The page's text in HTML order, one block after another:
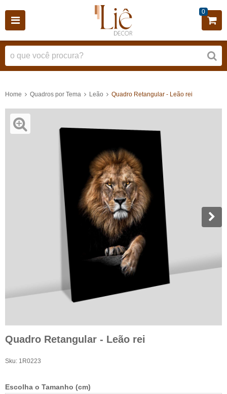
0
Home Quadros por Tema Leão Quadro Retangular - Leão rei
Quadro Retangular - Leão rei
Sku: 1R0223
Escolha o Tamanho (cm)